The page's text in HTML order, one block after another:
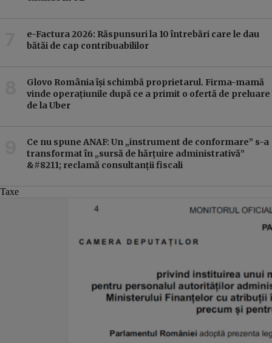
e-Factura 2026: Răspunsuri la 10 întrebări care le dau
bătăi de cap contribuabililor
Glovo România își schimbă proprietarul. Firma-mamă
vinde operațiunile după ce a primit o ofertă de preluare
de la Uber
Ce nu spune ANAF: Un „instrument de conformare” s-a
transformat în „sursă de hărțuire administrativă”
&#8211; reclamă consultanții fiscali
Taxe